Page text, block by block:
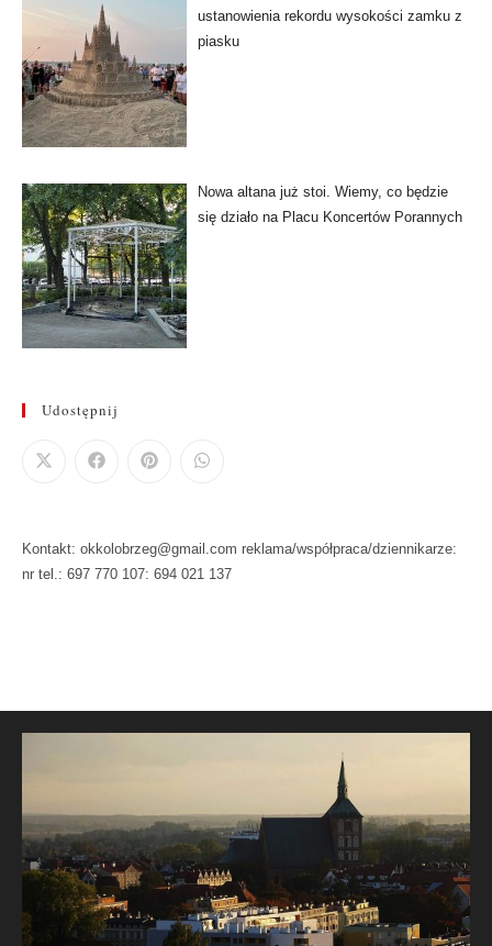
ustanowienia rekordu wysokości zamku z
piasku
Nowa altana już stoi. Wiemy, co będzie
się działo na Placu Koncertów Porannych
Udostępnij
Kontakt: okkolobrzeg@gmail.com reklama/współpraca/dziennikarze:
nr tel.: 697 770 107: 694 021 137